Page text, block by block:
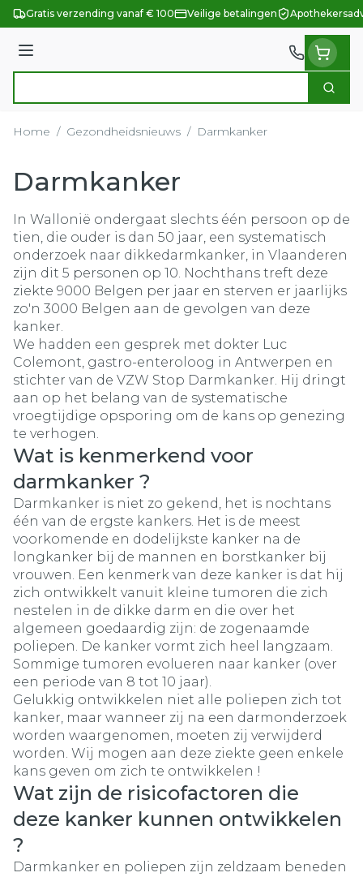
Ga naar de inhoud
Gratis verzending vanaf € 100 Veilige betalingen
Menu
Zoek
Home / Gezondheidsnieuws / Darmkanker
Darmkanker
In Wallonië ondergaat slechts één persoon op de
tien, die ouder is dan 50 jaar, een systematisch
onderzoek naar dikkedarmkanker, in Vlaanderen
zijn dit 5 personen op 10. Nochthans treft deze
ziekte 9000 Belgen per jaar en sterven er jaarlijks
zo'n 3000 Belgen aan de gevolgen van deze
kanker.
We hadden een gesprek met dokter Luc
Colemont, gastro-enteroloog in Antwerpen en
stichter van de VZW Stop Darmkanker. Hij dringt
aan op het belang van de systematische
vroegtijdige opsporing om de kans op genezing
te verhogen.
Wat is kenmerkend voor
darmkanker ?
Darmkanker is niet zo gekend, het is nochtans
één van de ergste kankers. Het is de meest
voorkomende en dodelijkste kanker na de
longkanker bij de mannen en borstkanker bij
vrouwen. Een kenmerk van deze kanker is dat hij
zich ontwikkelt vanuit kleine tumoren die zich
nestelen in de dikke darm en die over het
algemeen goedaardig zijn: de zogenaamde
poliepen. De kanker vormt zich heel langzaam.
Sommige tumoren evolueren naar kanker (over
een periode van 8 tot 10 jaar).
Gelukkig ontwikkelen niet alle poliepen zich tot
kanker, maar wanneer zij na een darmonderzoek
worden waargenomen, moeten zij verwijderd
worden. Wij mogen aan deze ziekte geen enkele
kans geven om zich te ontwikkelen !
Wat zijn de risicofactoren die
deze kanker kunnen ontwikkelen
?
Darmkanker en poliepen zijn zeldzaam beneden